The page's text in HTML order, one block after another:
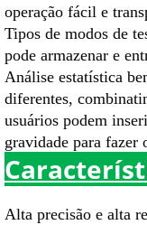
operação fácil e
Tipos de modos de
pode armazenar e
Análise estatística
diferentes,
usuários podem
gravidade para fazer
Alta precisão e alta